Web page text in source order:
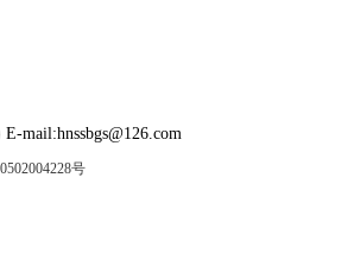
mail:hnssbgs@126.com
号